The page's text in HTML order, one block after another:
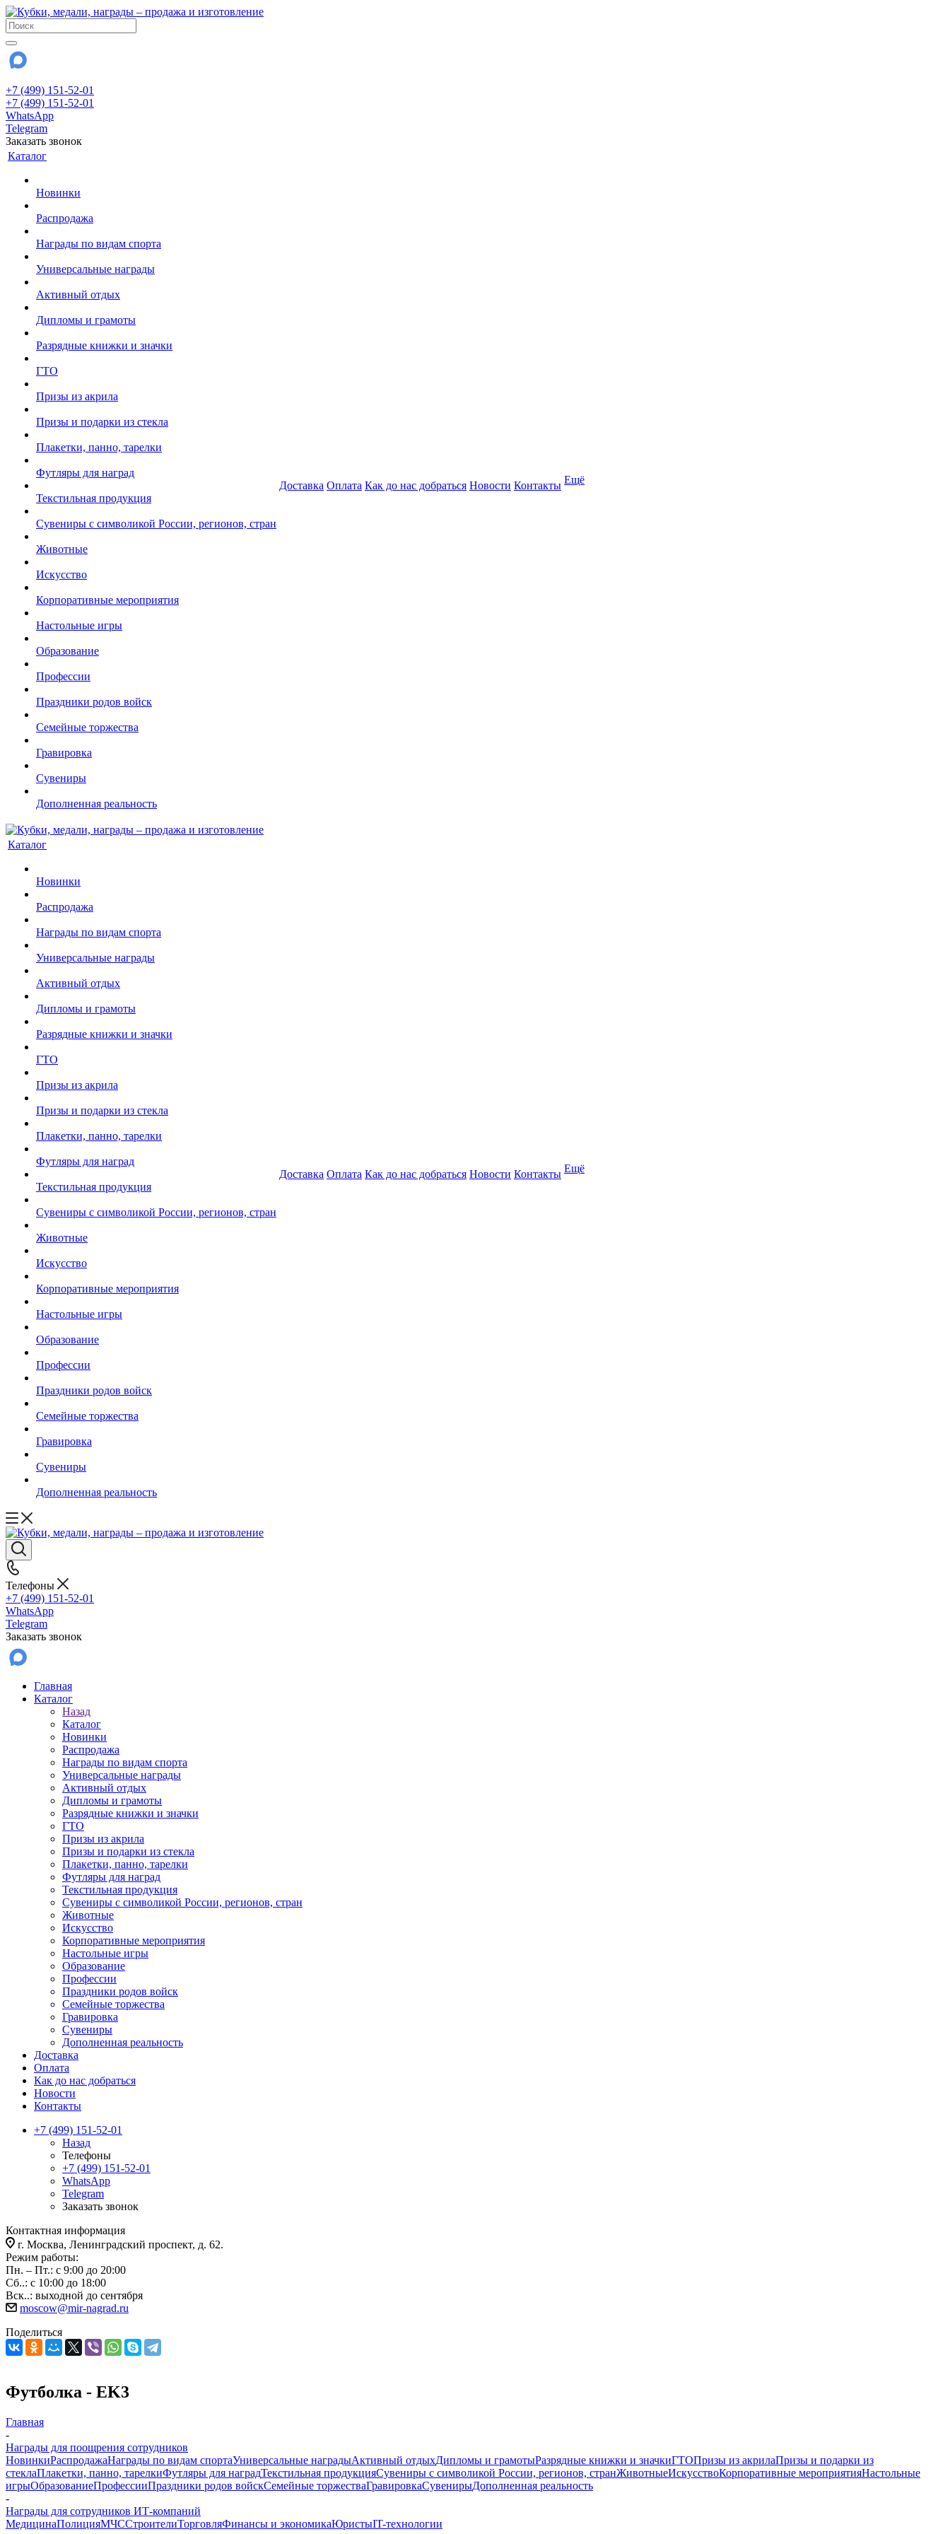
+7 (499) 151-52-01
+7 (499) 151-52-01
WhatsApp
Telegram
Заказать звонок
Каталог
Новинки
Распродажа
Награды по видам спорта
Универсальные награды
Активный отдых
Дипломы и грамоты
Разрядные книжки и значки
ГТО
Призы из акрила
Призы и подарки из стекла
Плакетки, панно, тарелки
Футляры для наград
Текстильная продукция
Сувениры с символикой России, регионов, стран
Животные
Искусство
Корпоративные мероприятия
Настольные игры
Образование
Профессии
Праздники родов войск
Семейные торжества
Гравировка
Сувениры
Дополненная реальность
Доставка Оплата Как до нас добраться Новости Контакты Ещё
Каталог
Новинки
Распродажа
Награды по видам спорта
Универсальные награды
Активный отдых
Дипломы и грамоты
Разрядные книжки и значки
ГТО
Призы из акрила
Призы и подарки из стекла
Плакетки, панно, тарелки
Футляры для наград
Текстильная продукция
Сувениры с символикой России, регионов, стран
Животные
Искусство
Корпоративные мероприятия
Настольные игры
Образование
Профессии
Праздники родов войск
Семейные торжества
Гравировка
Сувениры
Дополненная реальность
Доставка Оплата Как до нас добраться Новости Контакты Ещё
Телефоны
+7 (499) 151-52-01
WhatsApp
Telegram
Заказать звонок
Главная
Каталог
Назад
Каталог
Новинки
Распродажа
Награды по видам спорта
Универсальные награды
Активный отдых
Дипломы и грамоты
Разрядные книжки и значки
ГТО
Призы из акрила
Призы и подарки из стекла
Плакетки, панно, тарелки
Футляры для наград
Текстильная продукция
Сувениры с символикой России, регионов, стран
Животные
Искусство
Корпоративные мероприятия
Настольные игры
Образование
Профессии
Праздники родов войск
Семейные торжества
Гравировка
Сувениры
Дополненная реальность
Доставка
Оплата
Как до нас добраться
Новости
Контакты
+7 (499) 151-52-01
Назад
Телефоны
+7 (499) 151-52-01
WhatsApp
Telegram
Заказать звонок
Контактная информация
г. Москва, Ленинградский проспект, д. 62.
Режим работы:
Пн. – Пт.: с 9:00 до 20:00
Сб..: с 10:00 до 18:00
Вск..: выходной до сентября
moscow@mir-nagrad.ru
Поделиться
Футболка - EK3
Главная
-
Награды для поощрения сотрудников
НовинкиРаспродажаНаграды по видам спортаУниверсальные наградыАктивный отдыхДипломы и грамотыРазрядные книжки и значкиГТОПризы из акрилаПризы и подарки из
стеклаПлакетки, панно, тарелкиФутляры для наградТекстильная продукцияСувениры с символикой России, регионов, странЖивотныеИскусствоКорпоративные мероприятияНастольные
игрыОбразованиеПрофессииПраздники родов войскСемейные торжестваГравировкаСувенирыДополненная реальность
-
Награды для сотрудников ИТ-компаний
МедицинаПолицияМЧССтроителиТорговляФинансы и экономикаЮристыIT-технологии